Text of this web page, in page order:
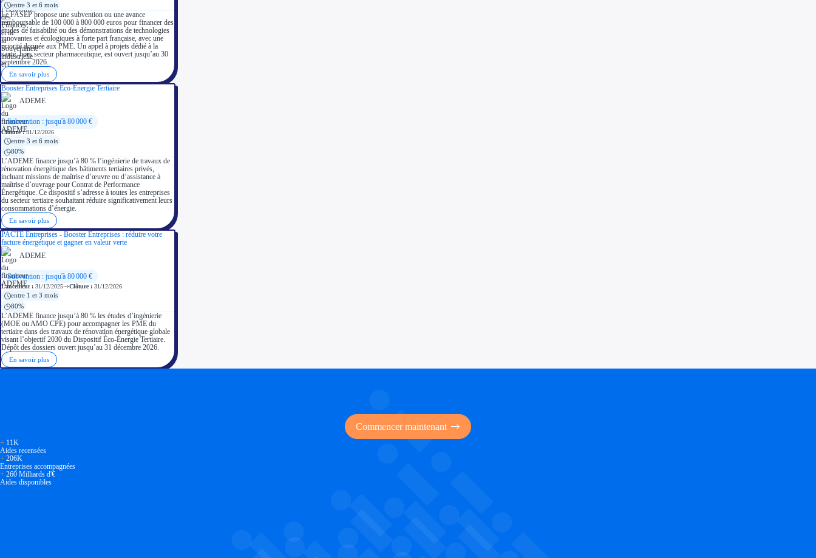
entre 3 et 6 mois
Le FASEP propose une subvention ou une avance
remboursable de 100 000 à 800 000 euros pour financer des
études de faisabilité ou des démonstrations de technologies
innovantes et écologiques à forte part française, avec une
priorité donnée aux PME. Un appel à projets dédié à la
santé, hors secteur pharmaceutique, est ouvert jusqu’au 30
septembre 2026.
En savoir plus
Booster Entreprises Eco-Energie Tertiaire
ADEME
Subvention : jusqu'à 80 000 €
Clôture :31/12/2026
entre 3 et 6 mois
80%
L’ADEME finance jusqu’à 80 % l’ingénierie de travaux de
rénovation énergétique des bâtiments tertiaires privés,
incluant missions de maîtrise d’œuvre ou d’assistance à
maîtrise d’ouvrage pour Contrat de Performance
Énergétique. Ce dispositif s’adresse à toutes les entreprises
du secteur tertiaire souhaitant réduire significativement leurs
consommations d’énergie.
En savoir plus
PACTE Entreprises - Booster Entreprises : réduire votre
facture énergétique et gagner en valeur verte
ADEME
Subvention : jusqu'à 80 000 €
Lancement : 31/12/2025 Clôture : 31/12/2026
entre 1 et 3 mois
80%
L’ADEME finance jusqu’à 80 % les études d’ingénierie
(MOE ou AMO CPE) pour accompagner les PME du
tertiaire dans des travaux de rénovation énergétique globale
visant l’objectif 2030 du Dispositif Éco-Énergie Tertiaire.
Dépôt des dossiers ouvert jusqu’au 31 décembre 2026.
En savoir plus
Commencer maintenant
+ 11K
Aides recensées
+ 206K
Entreprises accompagnées
+ 260 Milliards d'€
Aides disponibles